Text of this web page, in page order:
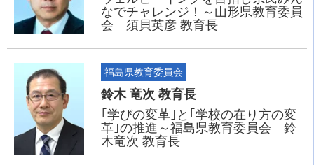
なでチャレンジ！～山形県教育委員
会 須貝英彦 教育長
福島県教育委員会
鈴木 竜次 教育長
｢学びの変革｣と｢学校の在り方の変
革｣の推進～福島県教育委員会 鈴
木竜次 教育長